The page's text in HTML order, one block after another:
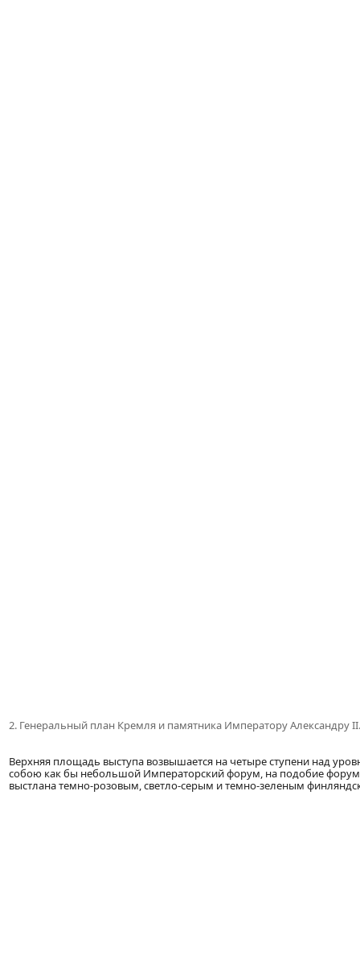
2. Генеральный план Кремля и памятника Императору Александру II.
Верхняя площадь выступа возвышается на четыре ступени над
собою как бы небольшой Императорский форум, на подобие
выстлана темно-розовым, светло-серым и темно-зеленым